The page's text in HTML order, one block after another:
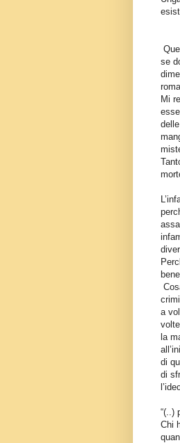
se
Mi
a
la
di
di
“(..)
Chi